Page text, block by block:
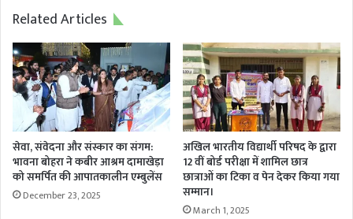
Related Articles
सेवा, संवेदना और संस्कार का संगम:
भावना बोहरा ने कबीर आश्रम दामाखेड़ा
को समर्पित की आपातकालीन एम्बुलेंस
December 23, 2025
अखिल भारतीय विद्यार्थी परिषद के द्वारा
12 वीं बोर्ड परीक्षा में शामिल छात्र
छात्राओं का टिका व पेन देकर किया गया
सम्मान।
March 1, 2025